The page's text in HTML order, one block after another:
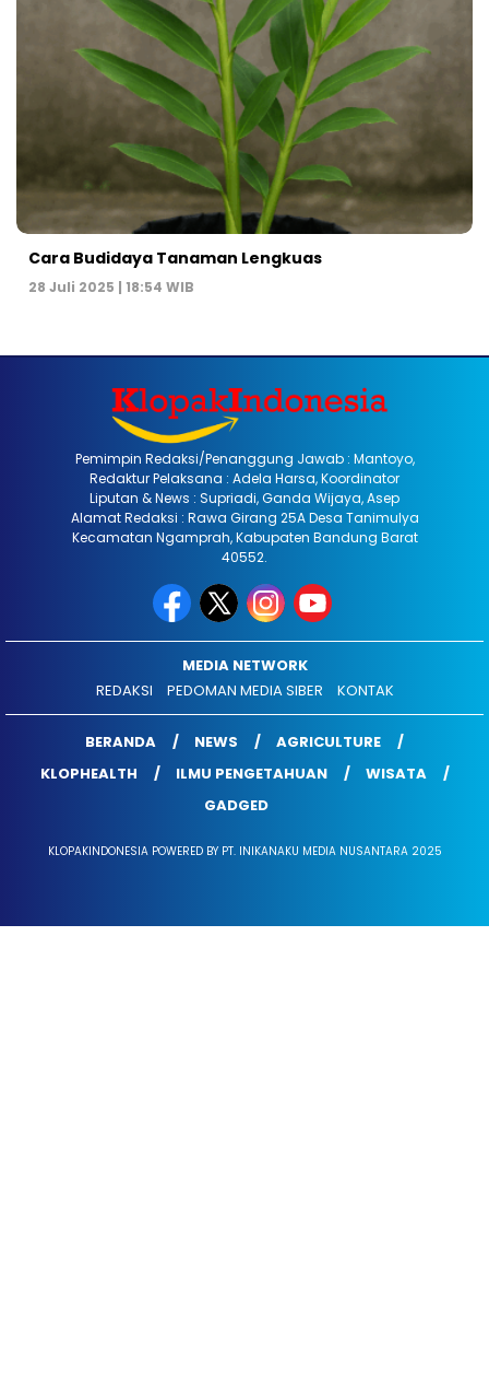
Cara Budidaya Tanaman Lengkuas
28 Juli 2025 | 18:54 WIB
Pemimpin Redaksi/Penanggung Jawab : Mantoyo,
Redaktur Pelaksana : Adela Harsa, Koordinator
Liputan & News : Supriadi, Ganda Wijaya, Asep
Alamat Redaksi : Rawa Girang 25A Desa Tanimulya
Kecamatan Ngamprah, Kabupaten Bandung Barat
40552.
MEDIA NETWORK
REDAKSI
PEDOMAN MEDIA SIBER KONTAK
BERANDA NEWS
AGRICULTURE
KLOPHEALTH
ILMU PENGETAHUAN
WISATA
GADGED
KLOPAKINDONESIA POWERED BY PT. INIKANAKU MEDIA NUSANTARA 2025